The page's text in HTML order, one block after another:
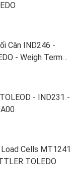
Cân IND246 -
- Weigh Term
- IND231 -
Cells MT1241
TOLEDO